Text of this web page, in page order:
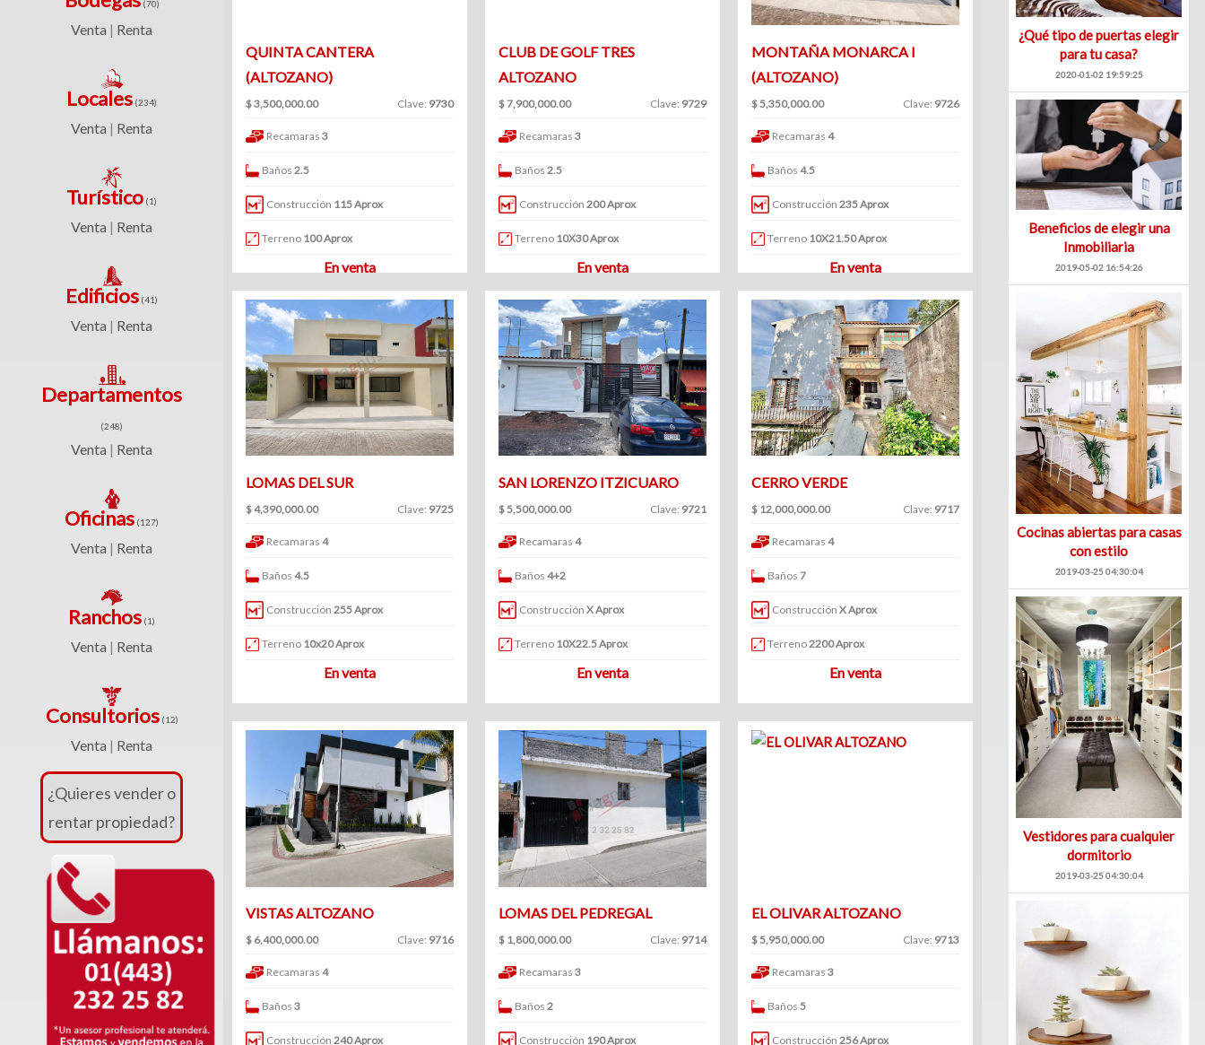
Bodegas
Edificios
Departamentos
(70)
Venta | Renta
Locales (234)
Venta | Renta
Turístico (1)
Venta | Renta
Edificios (41)
Venta | Renta
Departamentos
(248)
Venta | Renta
Oficinas (127)
Venta | Renta
Ranchos (1)
Venta | Renta
Consultorios(12)
Venta | Renta
¿Quieres vender o
rentar propiedad?
QUINTA CANTERA
(ALTOZANO)
$ 3,500,000.00 Clave: 9730
Recamaras 3
Baños2.5
Construcción 115 Aprox
Terreno 100 Aprox
En venta
CLUB DE GOLF TRES
ALTOZANO
$ 7,900,000.00 Clave: 9729
Recamaras 3
Baños2.5
Construcción 200 Aprox
Terreno 10X30 Aprox
En venta
MONTAÑA MONARCA I
(ALTOZANO)
$ 5,350,000.00 Clave: 9726
Recamaras 4
Baños4.5
Construcción 235 Aprox
Terreno 10X21.50 Aprox
En venta
LOMAS DEL SUR
$ 4,390,000.00 Clave: 9725
Recamaras 4
Baños4.5
Construcción 255 Aprox
Terreno 10x20 Aprox
En venta
SAN LORENZO ITZICUARO
$ 5,500,000.00 Clave: 9721
Recamaras 4
Baños4+2
Construcción X Aprox
Terreno 10X22.5 Aprox
En venta
CERRO VERDE
$ 12,000,000.00 Clave: 9717
Recamaras 4
Baños7
Construcción X Aprox
Terreno2200 Aprox
En venta
VISTAS ALTOZANO
$ 6,400,000.00 Clave: 9716
Recamaras 4
Baños3
Construcción 240 Aprox
LOMAS DEL PEDREGAL
$ 1,800,000.00 Clave: 9714
Recamaras 3
Baños2
Construcción 190 Aprox
EL OLIVAR ALTOZANO
$ 5,950,000.00 Clave: 9713
Recamaras 3
Baños5
Construcción 256 Aprox
¿Qué tipo de puertas elegir
para tu casa?
2020-01-02 19:59:25
Beneficios de elegir una
Inmobiliaria
2019-05-02 16:54:26
Cocinas abiertas para casas
con estilo
2019-03-25 04:30:04
Vestidores para cualquier
dormitorio
2019-03-25 04:30:04